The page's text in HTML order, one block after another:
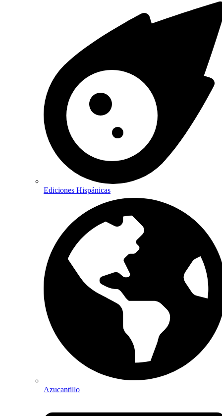
Ediciones Hispánicas
Azucantillo